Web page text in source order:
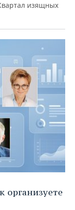
изящных
организуете